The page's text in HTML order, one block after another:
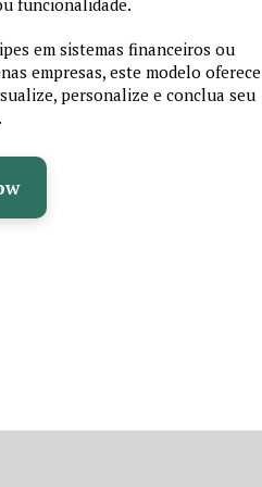
funcionalidade.
em sistemas financeiros ou
empresas, este modelo oferece
personalize e conclua seu